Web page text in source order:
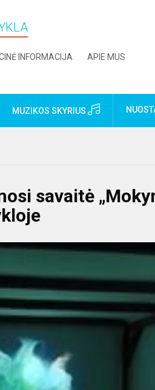
INFORMACIJA
APIE MUS
MUZIKOS SKYRIUS
savaitė